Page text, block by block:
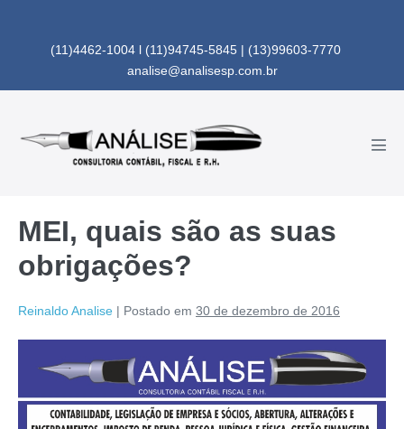
(11)4462-1004 l (11)94745-5845 | (13)99603-7770
analise@analisesp.com.br
MEI, quais são as suas
obrigações?
Reinaldo Analise | Postado em 30 de dezembro de 2016